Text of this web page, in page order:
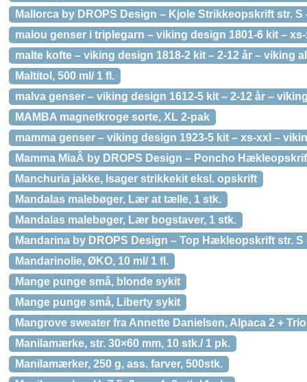
Mallorca by DROPS Design – Kjole Strikkeopskrift str. S
malou genser i triplegarn – viking design 1801-6 kit –
malte kofte – viking design 1818-2 kit – 2-12 år – viking
Maltitol, 500 ml/ 1 fl.
malva genser – viking design 1612-5 kit – 2-12 år –
MAMBA magnetkroge sorte, XL 2-pak
mamma genser – viking design 1923-5 kit – xs-xxl –
Mamma MiaÂ by DROPS Design – Poncho
Manchuria jakke, Isager strikkekit eksl. opskrift
Mandalas malebøger, Lær at tælle, 1 stk.
Mandalas malebøger, Lær bogstaver, 1 stk.
Mandarina by DROPS Design – Top Hækleopskrift str. S
Mandarinolie, ØKO, 10 ml/ 1 fl.
Mange punge små, blonde sykit
Mange punge små, Liberty sykit
Mangrove sweater fra Annette Danielsen, Alpaca 2 +
Manilamærke, str. 30×60 mm, 10 stk./ 1 pk.
Manilamærker, 250 g, ass. farver, 500stk.